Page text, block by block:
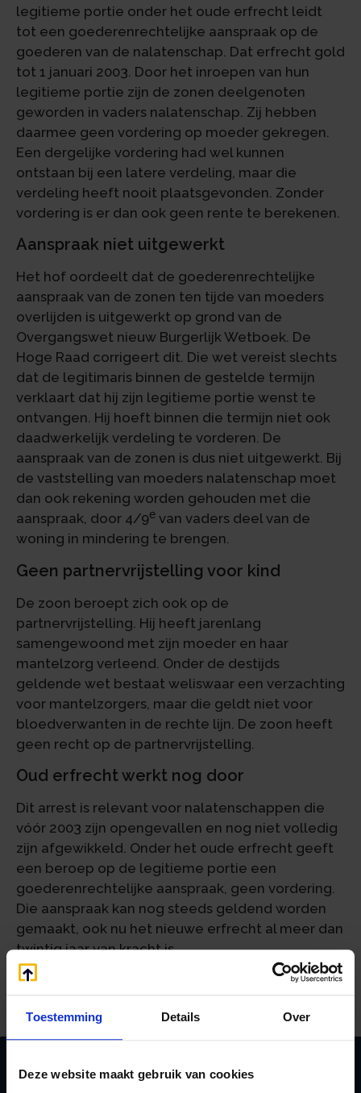
Toestemming Details Over
Deze website maakt gebruik van cookies
legitieme portie onder het oude erfrecht leidt
tot een goederenrechtelijke aanspraak op de
goederen van de nalatenschap. Dat erfrecht gold
tot 1 januari 2003. Door het inroepen van hun
legitieme portie zijn de zonen deelgenoten
geworden in vaders nalatenschap. Zij hebben
daarmee geen vordering op moeder gekregen.
Een dergelijke vordering had wel kunnen
ontstaan bij een latere verdeling, maar die
verdeling heeft nooit plaatsgevonden. Zonder
vordering is er dan ook geen rente te berekenen.
Aanspraak niet uitgewerkt
Het hof oordeelt dat de goederenrechtelijke
aanspraak van de zonen ten tijde van moeders
overlijden is uitgewerkt op grond van de
Overgangswet nieuw Burgerlijk Wetboek. De
Hoge Raad corrigeert dit. Die wet vereist slechts
dat de legitimaris binnen de gestelde termijn
verklaart dat hij zijn legitieme portie wenst te
ontvangen. Hij hoeft binnen die termijn niet ook
daadwerkelijk verdeling te vorderen. De
aanspraak van de zonen is dus niet uitgewerkt. Bij
de vaststelling van moeders nalatenschap moet
dan ook rekening worden gehouden met die
aanspraak, door 4/9e van vaders deel van de
woning in mindering te brengen.
Geen partnervrijstelling voor kind
De zoon beroept zich ook op de
partnervrijstelling. Hij heeft jarenlang
samengewoond met zijn moeder en haar
mantelzorg verleend. Onder de destijds
geldende wet bestaat weliswaar een verzachting
voor mantelzorgers, maar die geldt niet voor
bloedverwanten in de rechte lijn. De zoon heeft
geen recht op de partnervrijstelling.
Oud erfrecht werkt nog door
Dit arrest is relevant voor nalatenschappen die
vóór 2003 zijn opengevallen en nog niet volledig
zijn afgewikkeld. Onder het oude erfrecht geeft
een beroep op de legitieme portie een
goederenrechtelijke aanspraak, geen vordering.
Die aanspraak kan nog steeds geldend worden
gemaakt, ook nu het nieuwe erfrecht al meer dan
twintig jaar van kracht is.
Bron:Hoge Raad | jurisprudentie | ECLI:NL:HR:2026:669 | 16-
04-2026